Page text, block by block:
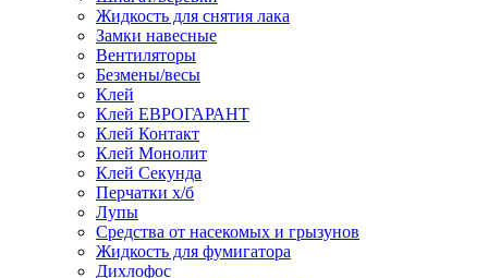
Жидкость для снятия лака
Замки навесные
Вентиляторы
Безмены/весы
Клей
Клей ЕВРОГАРАНТ
Клей Контакт
Клей Монолит
Клей Секунда
Перчатки х/б
Лупы
Средства от насекомых и грызунов
Жидкость для фумигатора
Дихлофос